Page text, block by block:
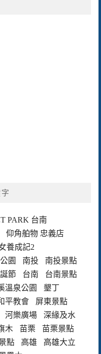
PARK 台南
仰角舶物 忠義店
養成記2
園 南投
南投景點
節 台南
台南景點
溫泉公園
墾丁
平教會
屏東景點
河樂廣場
深緣及水
木 苗栗
苗栗景點
點 高雄
高雄大立